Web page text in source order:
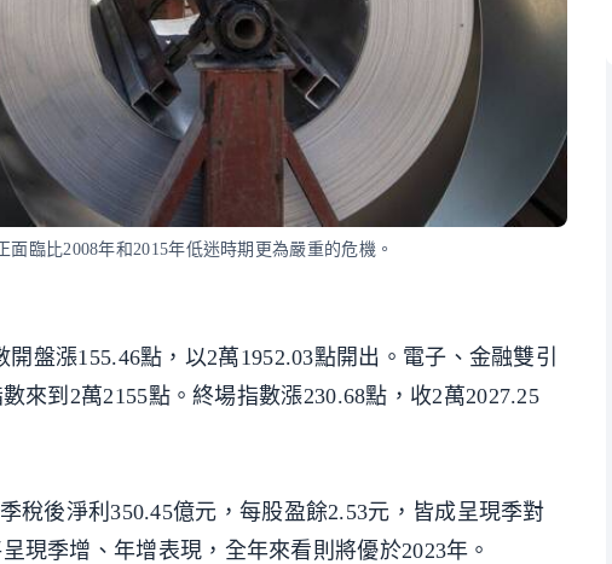
臨比2008年和2015年低迷時期更為嚴重的危機。
盤漲155.46點，以2萬1952.03點開出。電子、金融雙引
來到2萬2155點。終場指數漲230.68點，收2萬2027.25
稅後淨利350.45億元，每股盈餘2.53元，皆成呈現季對
現季增、年增表現，全年來看則將優於2023年。